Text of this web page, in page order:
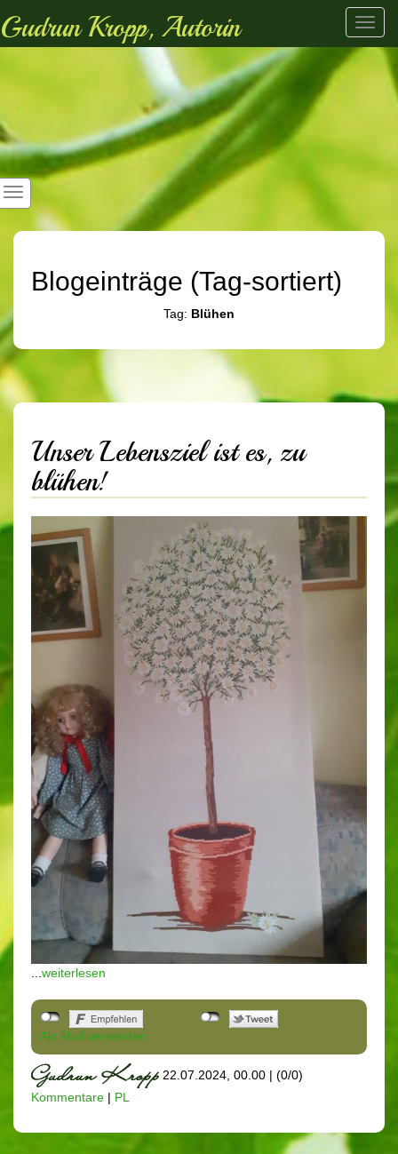
Gudrun Kropp, Autorin
Blogeinträge (Tag-sortiert)
Tag: Blühen
Unser Lebensziel ist es, zu
blühen!
...weiterlesen
Als Mail versenden
22.07.2024, 00.00 | (0/0)
Kommentare | PL